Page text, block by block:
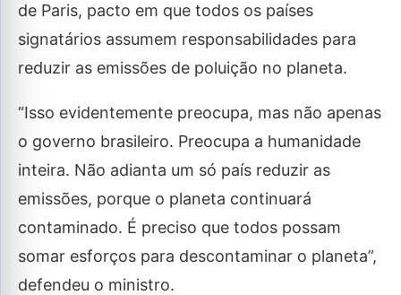
de Paris, pacto em que todos os países
signatários assumem responsabilidades para
reduzir as emissões de poluição no planeta.
“Isso evidentemente preocupa, mas não apenas
o governo brasileiro. Preocupa a humanidade
inteira. Não adianta um só país reduzir as
emissões, porque o planeta continuará
contaminado. É preciso que todos possam
somar esforços para descontaminar o planeta”,
defendeu o ministro.